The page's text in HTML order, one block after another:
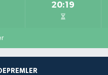
20:19